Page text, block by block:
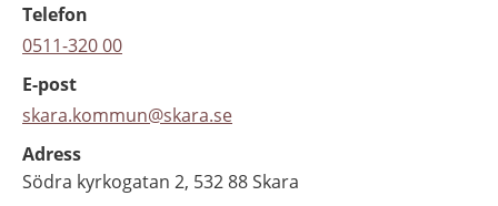
Telefon
0511-320 00
E-post
skara.kommun@skara.se
Adress
Södra kyrkogatan 2, 532 88 Skara